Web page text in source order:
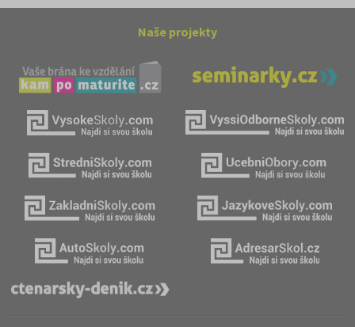
Naše projekty